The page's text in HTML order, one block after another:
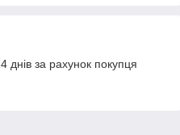
за рахунок покупця